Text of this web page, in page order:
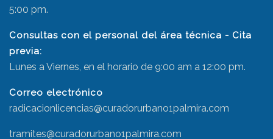
5:00 pm.
Consultas con el personal del área técnica - Cita
previa:
Lunes a Viernes, en el horario de 9:00 am a 12:00 pm.
Correo electrónico
radicacionlicencias@curadorurbano1palmira.com
tramites@curadorurbano1palmira.com